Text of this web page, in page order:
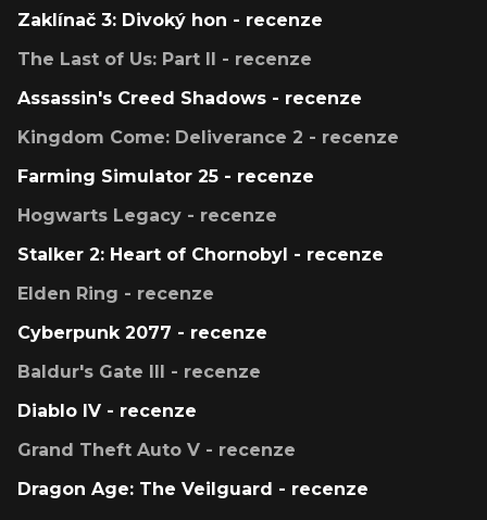
Zaklínač 3: Divoký hon - recenze
The Last of Us: Part II - recenze
Assassin's Creed Shadows - recenze
Kingdom Come: Deliverance 2 - recenze
Farming Simulator 25 - recenze
Hogwarts Legacy - recenze
Stalker 2: Heart of Chornobyl - recenze
Elden Ring - recenze
Cyberpunk 2077 - recenze
Baldur's Gate III - recenze
Diablo IV - recenze
Grand Theft Auto V - recenze
Dragon Age: The Veilguard - recenze